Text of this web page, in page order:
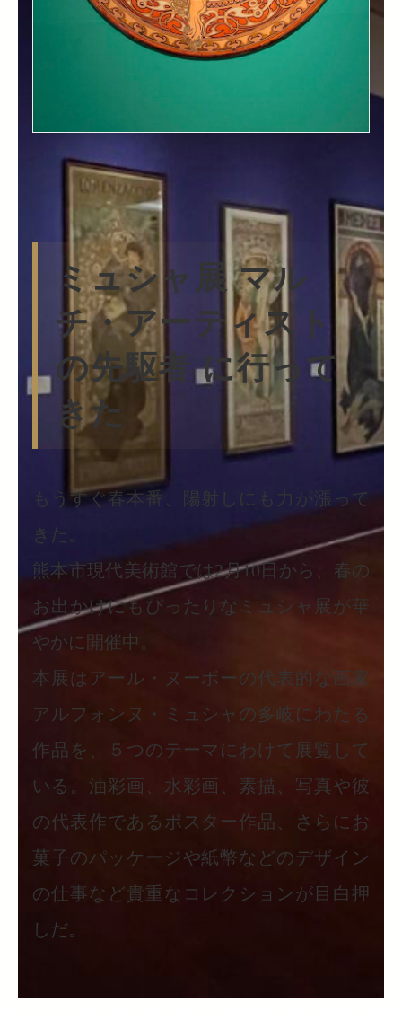
ミュシャ展 マル
チ・アーティスト
の先駆者 に行って
きた
もうすぐ春本番、陽射しにも力が漲って
きた。
熊本市現代美術館では2月10日から、春の
お出かけにもぴったりなミュシャ展が華
やかに開催中。
本展はアール・ヌーボーの代表的な画家
アルフォンヌ・ミュシャの多岐にわたる
作品を、５つのテーマにわけて展覧して
いる。油彩画、水彩画、素描、写真や彼
の代表作であるポスター作品、さらにお
菓子のパッケージや紙幣などのデザイン
の仕事など貴重なコレクションが目白押
しだ。